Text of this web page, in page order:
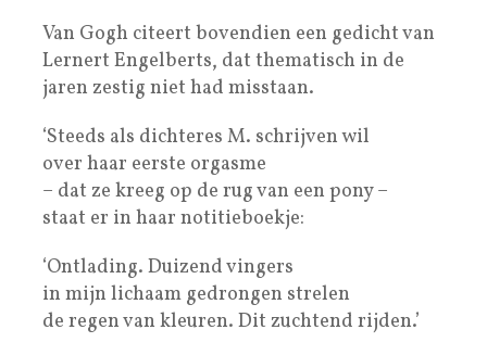
Van Gogh citeert bovendien een gedicht van
Lernert Engelberts, dat thematisch in de
jaren zestig niet had misstaan.
‘Steeds als dichteres M. schrijven wil
over haar eerste orgasme
– dat ze kreeg op de rug van een pony –
staat er in haar notitieboekje:
‘Ontlading. Duizend vingers
in mijn lichaam gedrongen strelen
de regen van kleuren. Dit zuchtend rijden.’